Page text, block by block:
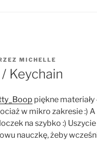
MICHELLE
Keychain
piękne materiały
w mikro zakresie :)
na szybko :)
nauczkę, żeby